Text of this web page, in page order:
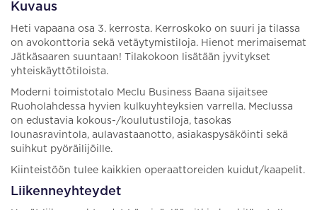
Kuvaus
Heti vapaana osa 3. kerrosta. Kerroskoko on suuri ja tilassa
on avokonttoria sekä vetäytymistiloja. Hienot merimaisemat
Jätkäsaaren suuntaan! Tilakokoon lisätään jyvitykset
yhteiskäyttötiloista.
Moderni toimistotalo Meclu Business Baana sijaitsee
Ruoholahdessa hyvien kulkuyhteyksien varrella. Meclussa
on edustavia kokous-/koulutustiloja, tasokas
lounasravintola, aulavastaanotto, asiakaspysäköinti sekä
suihkut pyöräilijöille.
Kiinteistöön tulee kaikkien operaattoreiden kuidut/kaapelit.
Liikenneyhteydet